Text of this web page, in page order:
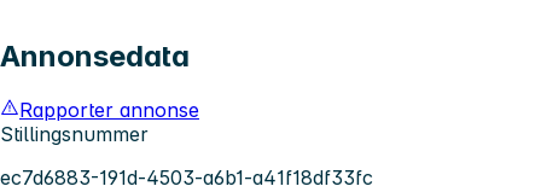
Annonsedata
Rapporter annonse
Stillingsnummer
ec7d6883-191d-4503-a6b1-a41f18df33fc